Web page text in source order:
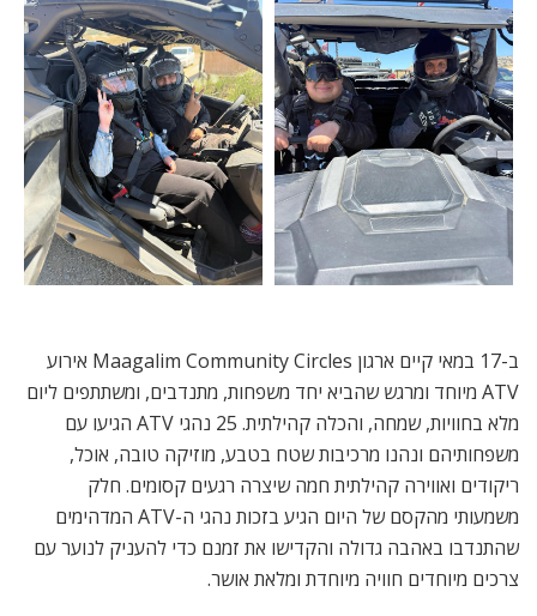
ב-17 במאי קיים ארגון Maagalim Community Circles אירוע
ATV מיוחד ומרגש שהביא יחד משפחות, מתנדבים, ומשתתפים ליום
מלא בחוויות, שמחה, והכלה קהילתית. 25 נהגי ATV הגיעו עם
משפחותיהם ונהנו מרכיבות שטח בטבע, מוזיקה טובה, אוכל,
ריקודים ואווירה קהילתית חמה שיצרה רגעים קסומים. חלק
משמעותי מהקסם של היום הגיע בזכות נהגי ה-ATV המדהימים
שהתנדבו באהבה גדולה והקדישו את זמנם כדי להעניק לנוער עם
צרכים מיוחדים חוויה מיוחדת ומלאת אושר.